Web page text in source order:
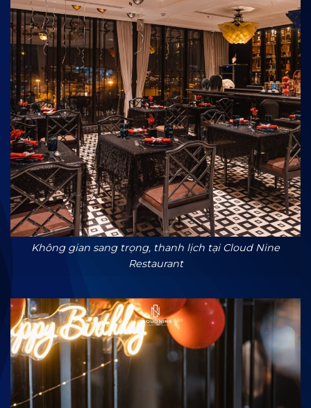
Không gian sang trọng, thanh lịch tại Cloud Nine
Restaurant